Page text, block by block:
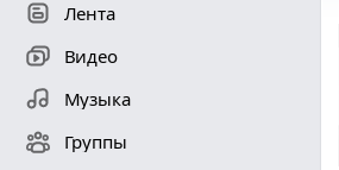
Лента
Видео
Музыка
Группы